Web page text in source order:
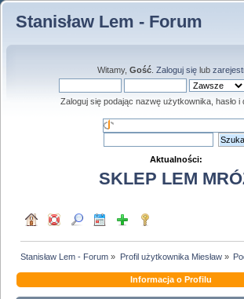
Stanisław Lem - Forum
Witamy, Gość. Zaloguj sięlub
Zaloguj się podając nazwę użytkownika, hasło i
Aktualności:
SKLEP LEM
Stanisław Lem - Forum » Profil użytkownika Miesław»
Informacja o Profilu